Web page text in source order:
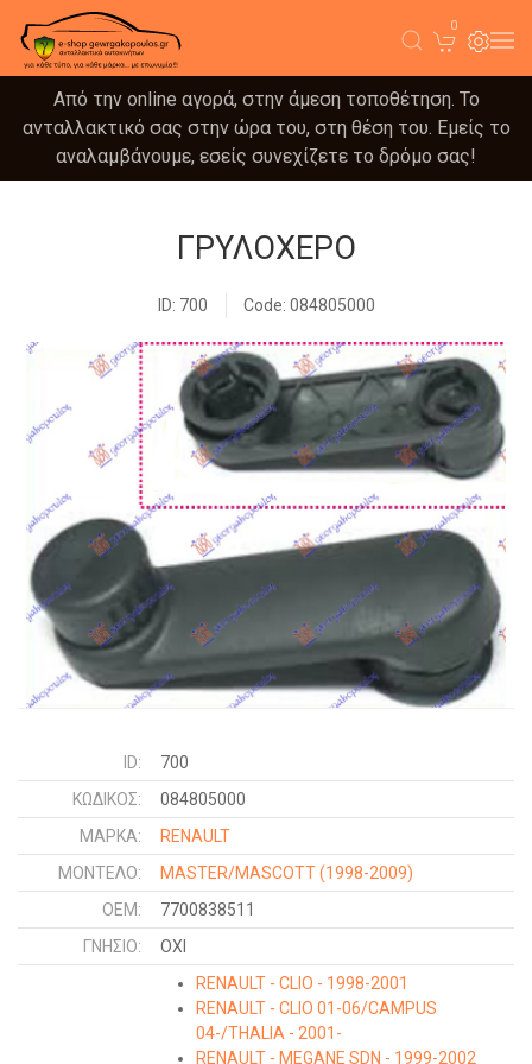
0
Από την online αγορά, στην άμεση τοποθέτηση. Το
ανταλλακτικό σας στην ώρα του, στη θέση του. Εμείς το
αναλαμβάνουμε, εσείς συνεχίζετε το δρόμο σας!
ΓΡΥΛΟΧΕΡΟ
ID: 700 Code: 084805000
ID:
700
ΚΩΔΙΚΌΣ:
084805000
ΜΑΡΚΑ:
RENAULT
ΜΟΝΤΕΛΟ:
MASTER/MASCOTT(1998-2009)
OEM:
7700838511
ΓΝΉΣΙΟ:
ΟΧΙ
RENAULT - CLIO - 1998-2001
RENAULT - CLIO 01-06/CAMPUS
04-/THALIA - 2001-
RENAULT - MEGANE SDN - 1999-2002